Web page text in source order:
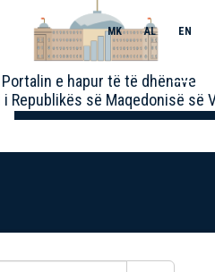
Portalin e hapur të të dhënave
i Republikës së Maqedonisë së
MK AL EN
Toggle